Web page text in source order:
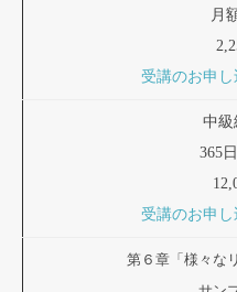
月
受講のお申し
中級
365
受講のお申し
第６章「様々な